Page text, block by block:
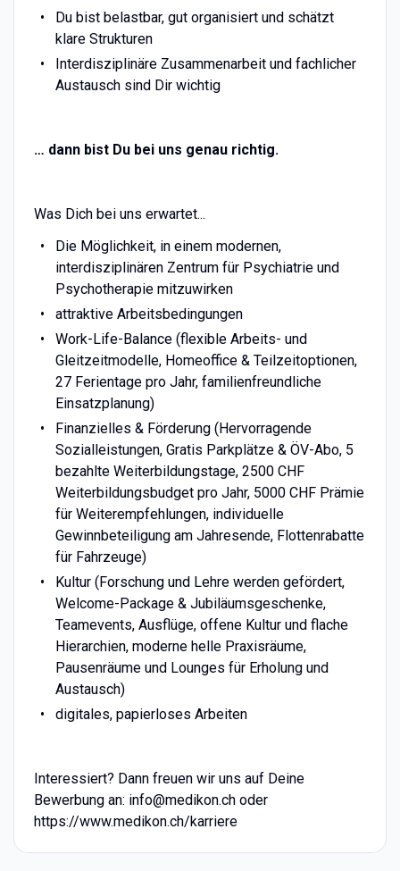
Du bist belastbar, gut organisiert und schätzt
klare Strukturen
Interdisziplinäre Zusammenarbeit und fachlicher
Austausch sind Dir wichtig
… dann bist Du bei uns genau richtig.
Was Dich bei uns erwartet...
Die Möglichkeit, in einem modernen,
interdisziplinären Zentrum für Psychiatrie und
Psychotherapie mitzuwirken
attraktive Arbeitsbedingungen
Work-Life-Balance (flexible Arbeits- und
Gleitzeitmodelle, Homeoffice & Teilzeitoptionen,
27 Ferientage pro Jahr, familienfreundliche
Einsatzplanung)
Finanzielles & Förderung (Hervorragende
Sozialleistungen, Gratis Parkplätze & ÖV-Abo, 5
bezahlte Weiterbildungstage, 2500 CHF
Weiterbildungsbudget pro Jahr, 5000 CHF Prämie
für Weiterempfehlungen, individuelle
Gewinnbeteiligung am Jahresende, Flottenrabatte
für Fahrzeuge)
Kultur (Forschung und Lehre werden gefördert,
Welcome-Package & Jubiläumsgeschenke,
Teamevents, Ausflüge, offene Kultur und flache
Hierarchien, moderne helle Praxisräume,
Pausenräume und Lounges für Erholung und
Austausch)
digitales, papierloses Arbeiten
Interessiert? Dann freuen wir uns auf Deine
Bewerbung an: info@medikon.ch oder
https://www.medikon.ch/karriere